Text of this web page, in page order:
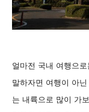
얼마전 국내 여행으
말하자면 여행이 아
는 내륙으로 많이 가